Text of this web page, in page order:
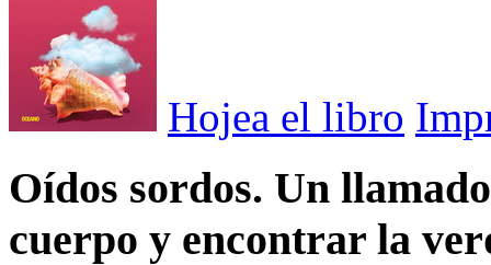
Hojea el libro
Oídos sordos. Un
cuerpo y encontrar la